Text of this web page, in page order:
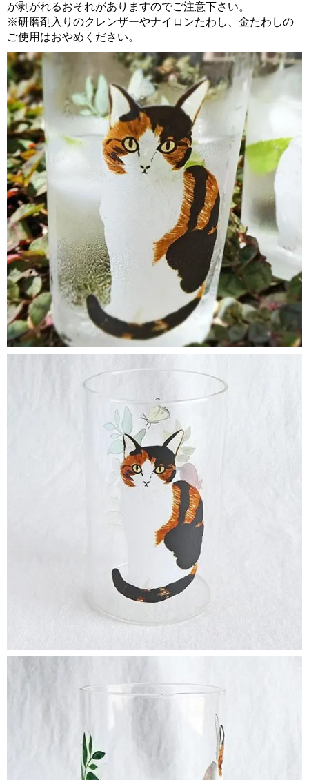
が剥がれるおそれがありますのでご注意下さい。
※研磨剤入りのクレンザーやナイロンたわし、金たわしの
ご使用はおやめください。